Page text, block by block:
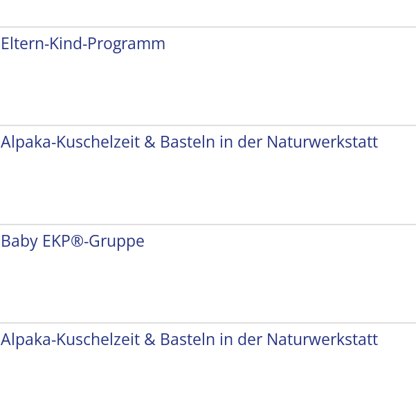
Eltern-Kind-Programm
Alpaka-Kuschelzeit & Basteln in der Naturwerkstatt
Baby EKP®-Gruppe
Alpaka-Kuschelzeit & Basteln in der Naturwerkstatt